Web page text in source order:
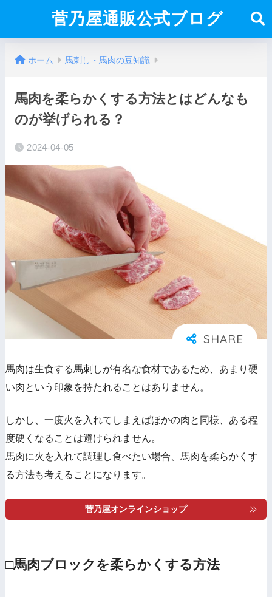
菅乃屋通販公式ブログ
ホーム 馬刺し・馬肉の豆知識
馬肉を柔らかくする方法とはどんなも
のが挙げられる？
2024-04-05
馬肉は生食する馬刺しが有名な食材であるため、あまり硬
い肉という印象を持たれることはありません。
しかし、一度火を入れてしまえばほかの肉と同様、ある程
度硬くなることは避けられません。
馬肉に火を入れて調理し食べたい場合、馬肉を柔らかくす
る方法も考えることになります。
菅乃屋オンラインショップ
□馬肉ブロックを柔らかくする方法